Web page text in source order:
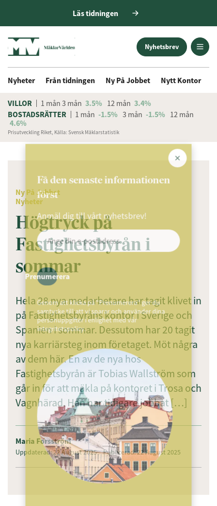
Läs tidningen
Nyhetsbrev
Nyheter Från tidningen Ny På Jobbet Nytt Kontor
VILLOR 1 mån 3 mån 3.5% 12 mån 3.4%
BOSTADSRÄTTER
1 mån -1.5% 3 mån -1.5% 12 mån
4.6%
Prisutveckling Riket, Källa: Svensk Mäklarstatistik
ANNONS
Ny På Jobbet
Nyheter
Högtryck på
Fastighetsbyrån i
sommar
Hela 28 nya medarbetare har tagit klivet in
på Fastighetsbyråns kontor i Sverige och
Spanien i sommar. Dessutom har 20 tagit
nya karriärsteg inom företaget. Möt några
av dem här. En av de nya hos
Fastighetsbyrån är Tobias Wallström som
går in för att mäkla på kontoret i Trosa och
Vagnhärad. Han har tidigare jobbat […]
Maria Forsström
Uppdaterad: 22 August 2025 Publicerad: 22 August 2025
Få den senaste informationen
först
Anmäl dig till vårt nyhetsbrev!
Prenumerera
Genom att klicka på "Prenumerera" ger du
samtycke till att vi sparar och använder dina
personuppgifter i enlighet med vår
integritetspolicy.